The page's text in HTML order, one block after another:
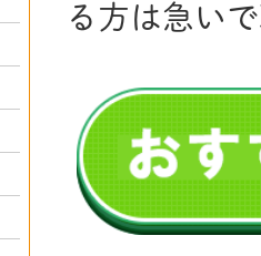
る方は急い